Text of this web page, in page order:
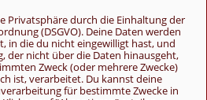
Privatsphäre durch die Einhaltung der
(DSGVO). Deine Daten werden
in die du nicht eingewilligt hast, und
der nicht über die Daten hinausgeht,
Zweck (oder mehrere Zwecke)
ist, verarbeitet. Du kannst deine
für bestimmte Zwecke in
Fach